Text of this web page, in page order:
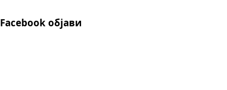
Facebook објави